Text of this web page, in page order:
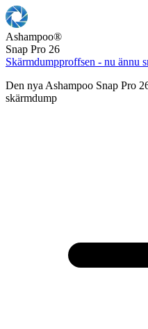
Ashampoo®
Snap Pro 26
Skärmdumpproffsen - nu ännu
Den nya Ashampoo Snap Pro
skärmdump